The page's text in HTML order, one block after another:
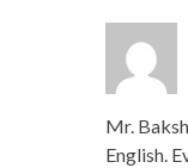
Mr.
English.